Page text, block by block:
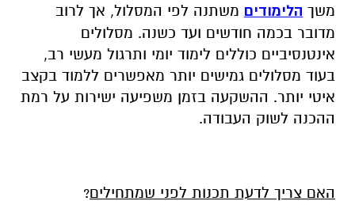
משך הלימודים משתנה לפי המסלול, אך לרוב
מדובר בכמה חודשים ועד כשנה. מסלולים
אינטנסיביים כוללים לימוד יומי ותרגול מעשי רב,
בעוד מסלולים גמישים יותר מאפשרים ללמוד בקצב
איטי יותר. ההשקעה בזמן משפיעה ישירות על רמת
ההכנה לשוק העבודה.
האם צריך לדעת תכנות לפני שמתחילים?